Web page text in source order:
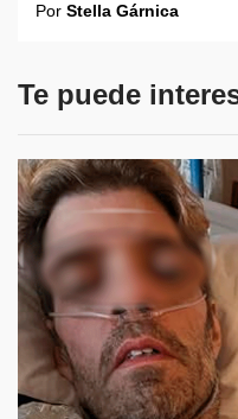
Por Stella Gárnica
Te puede